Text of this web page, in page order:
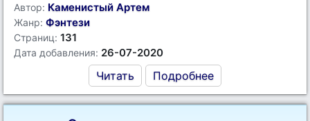
Автор: Каменистый Артем
Жанр: Фэнтези
Страниц: 131
Дата добавления: 26-07-2020
Читать Подробнее